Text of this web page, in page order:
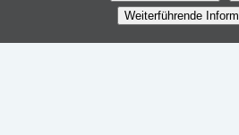
Weiterführende